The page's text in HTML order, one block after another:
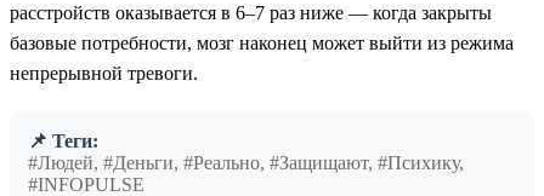
расстройств оказывается в 6–7 раз ниже — когда закрыты
базовые потребности, мозг наконец может выйти из режима
непрерывной тревоги.
📌 Теги:
#Людей, #Деньги, #Реально, #Защищают, #Психику,
#INFOPULSE